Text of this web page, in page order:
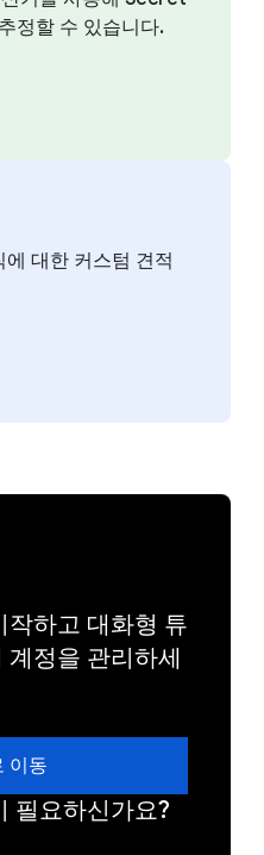
정할 수 있습니다.
대한 커스텀 견적
작하고 대화형 튜
계정을 관리하세
이동
필요하신가요?